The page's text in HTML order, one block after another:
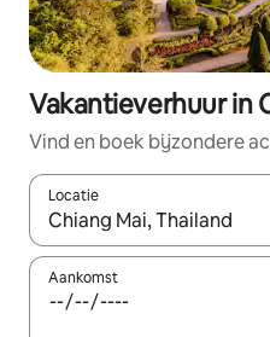
Vakantieverhuur in
Vind en boek bijzondere
Locatie
Wanneer er suggesties
Aankomst